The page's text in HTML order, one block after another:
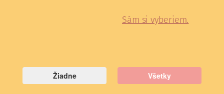
Sám si vyberiem.
Žiadne Všetky